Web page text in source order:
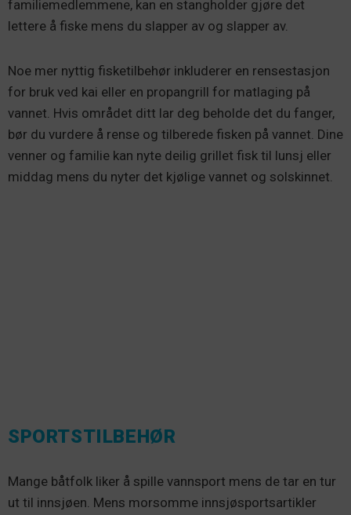
familiemedlemmene, kan en stangholder gjøre det
lettere å fiske mens du slapper av og slapper av.
Noe mer nyttig fisketilbehør inkluderer en rensestasjon
for bruk ved kai eller en propangrill for matlaging på
vannet. Hvis området ditt lar deg beholde det du fanger,
bør du vurdere å rense og tilberede fisken på vannet. Dine
venner og familie kan nyte deilig grillet fisk til lunsj eller
middag mens du nyter det kjølige vannet og solskinnet.
SPORTSTILBEHØR
Mange båtfolk liker å spille vannsport mens de tar en tur
ut til innsjøen. Mens morsomme innsjøsportsartikler